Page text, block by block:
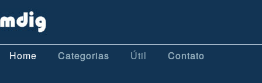
Home Categorias Útil Contato